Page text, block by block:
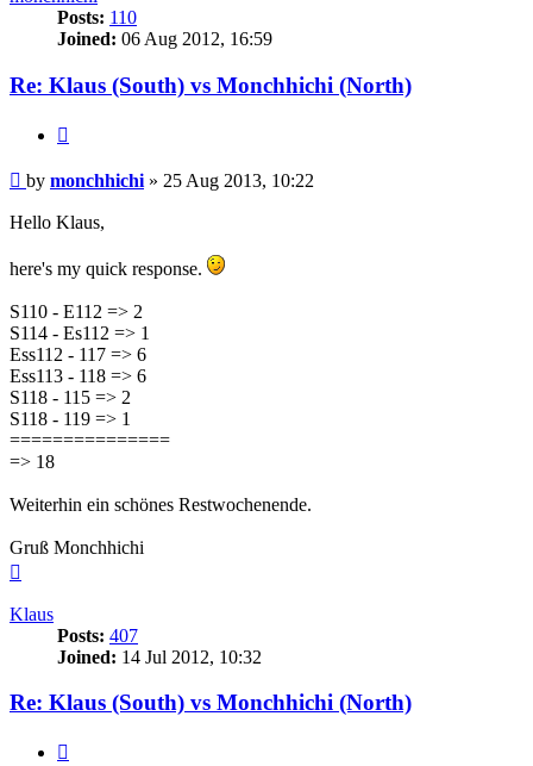
Posts: 110
Joined: 06 Aug 2012, 16:59
Re: Klaus (South) vs Monchhichi (North)
Post
by monchhichi » 25 Aug 2013, 10:22
Hello Klaus,
here's my quick response.
S110 - E112 => 2
S114 - Es112 => 1
Ess112 - 117 => 6
Ess113 - 118 => 6
S118 - 115 => 2
S118 - 119 => 1
===============
=> 18
Weiterhin ein schönes Restwochenende.
Gruß Monchhichi
Klaus
Posts: 407
Joined: 14 Jul 2012, 10:32
Re: Klaus (South) vs Monchhichi (North)